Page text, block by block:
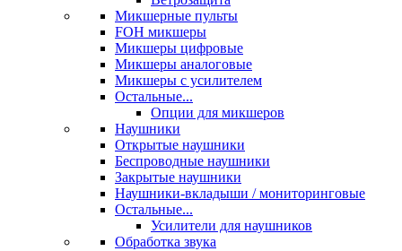
Микшерные пульты
FOH микшеры
Микшеры цифровые
Микшеры аналоговые
Микшеры с усилителем
Остальные...
Опции для микшеров
Наушники
Открытые наушники
Беспроводные наушники
Закрытые наушники
Наушники-вкладыши / мониторинговые
Остальные...
Усилители для наушников
Обработка звука